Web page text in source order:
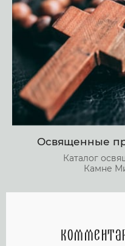
Освященные
Каталог
Камне